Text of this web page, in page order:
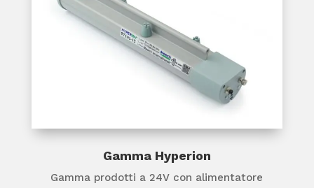
Gamma Hyperion
Gamma prodotti a 24V con alimentatore